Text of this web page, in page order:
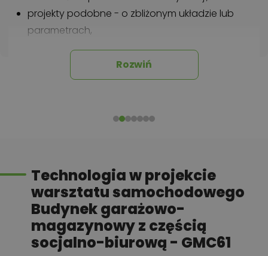
projekty podobne - o zbliżonym układzie lub
parametrach,
optymalizacja kosztów budowy domu według
informacje szczegółowe - np. wymiary
Rozwiń
Technologia w projekcie
warsztatu samochodowego
Budynek garażowo-
magazynowy z częścią
socjalno-biurową - GMC61